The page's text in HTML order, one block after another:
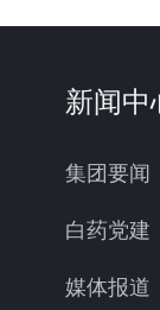
新闻中
集团要闻
白药党建
媒体报道